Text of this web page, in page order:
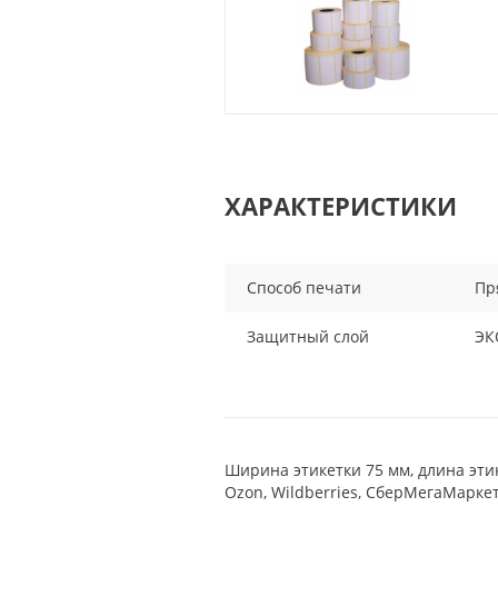
ХАРАКТЕРИСТИКИ
Способ печати
Защитный слой
Ширина этикетки 75 мм, длина
Ozon, Wildberries,